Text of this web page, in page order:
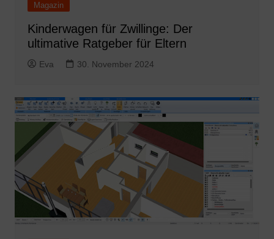
Magazin
Kinderwagen für Zwillinge: Der
ultimative Ratgeber für Eltern
Eva 30. November 2024